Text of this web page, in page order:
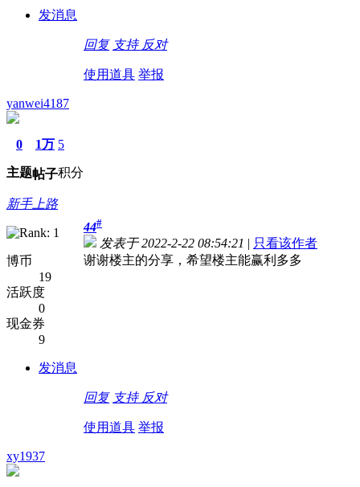
发消息
回复 支持 反对
使用道具 举报
yanwei4187
0
主题
1万
帖子
5
积分
新手上路
博币
19
活跃度
0
现金券
9
发消息
44#
发表于 2022-2-22 08:54:21 | 只看该作者
谢谢楼主的分享，希望楼主能赢利多多
回复 支持 反对
使用道具 举报
xy1937